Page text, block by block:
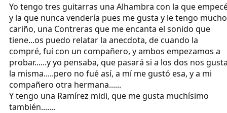
Yo tengo tres guitarras una Alhambra con la que
y la que nunca vendería pues me gusta y le tengo mucho
cariño, una Contreras que me encanta el sonido que
tiene...os puedo relatar la anecdota, de cuando la
compré, fuí con un compañero, y ambos empezamos a
probar......y yo pensaba, que pasará si a los dos nos
la misma.....pero no fué así, a mí me gustó esa, y a mi
compañero otra hermana......
Y tengo una Ramírez midi, que me gusta muchísimo
también.......